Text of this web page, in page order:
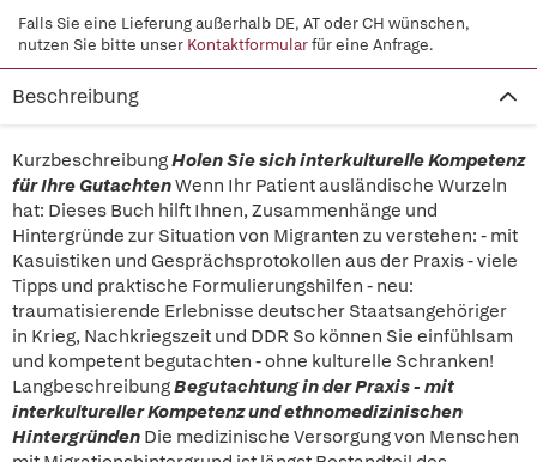
Falls Sie eine Lieferung außerhalb DE, AT oder CH wünschen,
nutzen Sie bitte unser Kontaktformularfür eine Anfrage.
Beschreibung
KurzbeschreibungHolen Sie sich interkulturelle Kompetenz
für Ihre GutachtenWenn Ihr Patient ausländische Wurzeln
hat: Dieses Buch hilft Ihnen, Zusammenhänge und
Hintergründe zur Situation von Migranten zu verstehen: - mit
Kasuistiken und Gesprächsprotokollen aus der Praxis - viele
Tipps und praktische Formulierungshilfen - neu:
traumatisierende Erlebnisse deutscher Staatsangehöriger
in Krieg, Nachkriegszeit und DDR So können Sie einfühlsam
und kompetent begutachten - ohne kulturelle Schranken!
LangbeschreibungBegutachtung in der Praxis - mit
interkultureller Kompetenz und ethnomedizinischen
Hintergründen Die medizinische Versorgung von Menschen